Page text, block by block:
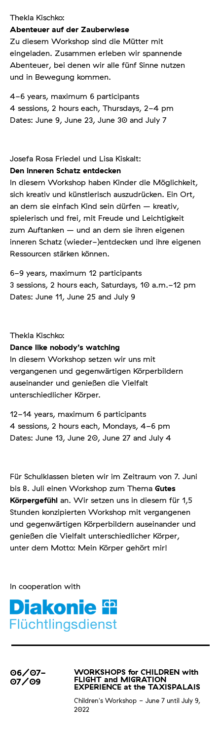
Thekla Kischko:
Abenteuer auf der Zauberwiese
Zu diesem Workshop sind die Mütter mit
eingeladen. Zusammen erleben wir spannende
Abenteuer, bei denen wir alle fünf Sinne nutzen
und in Bewegung kommen.
4-6 years, maximum 6 participants
4 sessions, 2 hours each, Thursdays, 2-4 pm
Dates: June 9, June 23, June 30 and July 7
Josefa Rosa Friedel und Lisa Kiskalt:
Den inneren Schatz entdecken
In diesem Workshop haben Kinder die Möglichkeit,
sich kreativ und künstlerisch auszudrücken. Ein Ort,
an dem sie einfach Kind sein dürfen – kreativ,
spielerisch und frei, mit Freude und Leichtigkeit
zum Auftanken – und an dem sie ihren eigenen
inneren Schatz (wieder-)entdecken und ihre eigenen
Ressourcen stärken können.
6-9 years, maximum 12 participants
3 sessions, 2 hours each, Saturdays, 10 a.m.-12 pm
Dates: June 11, June 25 and July 9
Thekla Kischko:
Dance like nobody’s watching
In diesem Workshop setzen wir uns mit
vergangenen und gegenwärtigen Körperbildern
auseinander und genießen die Vielfalt
unterschiedlicher Körper.
12-14 years, maximum 6 participants
4 sessions, 2 hours each, Mondays, 4-6 pm
Dates: June 13, June 20, June 27 and July 4
Für Schulklassen bieten wir im Zeitraum von 7. Juni
bis 8. Juli einen Workshop zum Thema Gutes
Körpergefühl an. Wir setzen uns in diesem für 1,5
Stunden konzipierten Workshop mit vergangenen
und gegenwärtigen Körperbildern auseinander und
genießen die Vielfalt unterschiedlicher Körper,
unter dem Motto: Mein Körper gehört mir!
In cooperation with
06/07-
07/09
WORKSHOPS for CHILDREN with
FLIGHT and MIGRATION
EXPERIENCE at the TAXISPALAIS
Children's Workshop
June 7 until July 9,
2022